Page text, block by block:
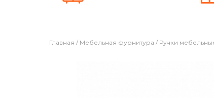
Главная / Мебельная фурнитура / Ручки